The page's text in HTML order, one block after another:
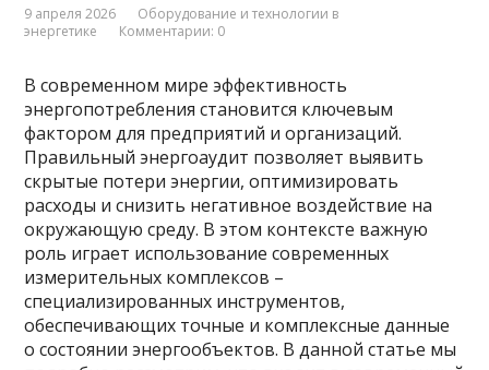
9 апреля 2026
Оборудование и технологии в
энергетике
Комментарии: 0
В современном мире эффективность
энергопотребления становится ключевым
фактором для предприятий и организаций.
Правильный энергоаудит позволяет выявить
скрытые потери энергии, оптимизировать
расходы и снизить негативное воздействие на
окружающую среду. В этом контексте важную
роль играет использование современных
измерительных комплексов –
специализированных инструментов,
обеспечивающих точные и комплексные данные
о состоянии энергообъектов. В данной статье мы